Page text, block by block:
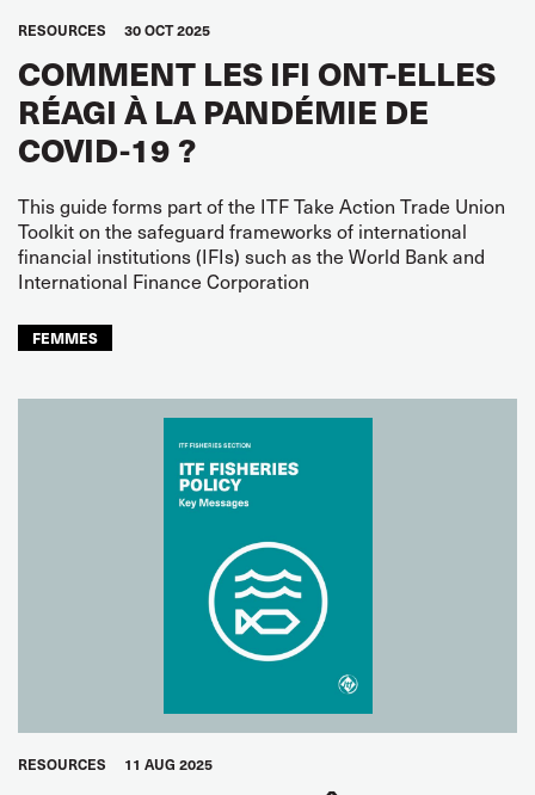
RESOURCES 30 OCT 2025
COMMENT LES IFI ONT-ELLES
RÉAGI À LA PANDÉMIE DE
COVID-19 ?
This guide forms part of the ITF Take Action Trade Union
Toolkit on the safeguard frameworks of international
financial institutions (IFIs) such as the World Bank and
International Finance Corporation
FEMMES
RESOURCES 11 AUG 2025